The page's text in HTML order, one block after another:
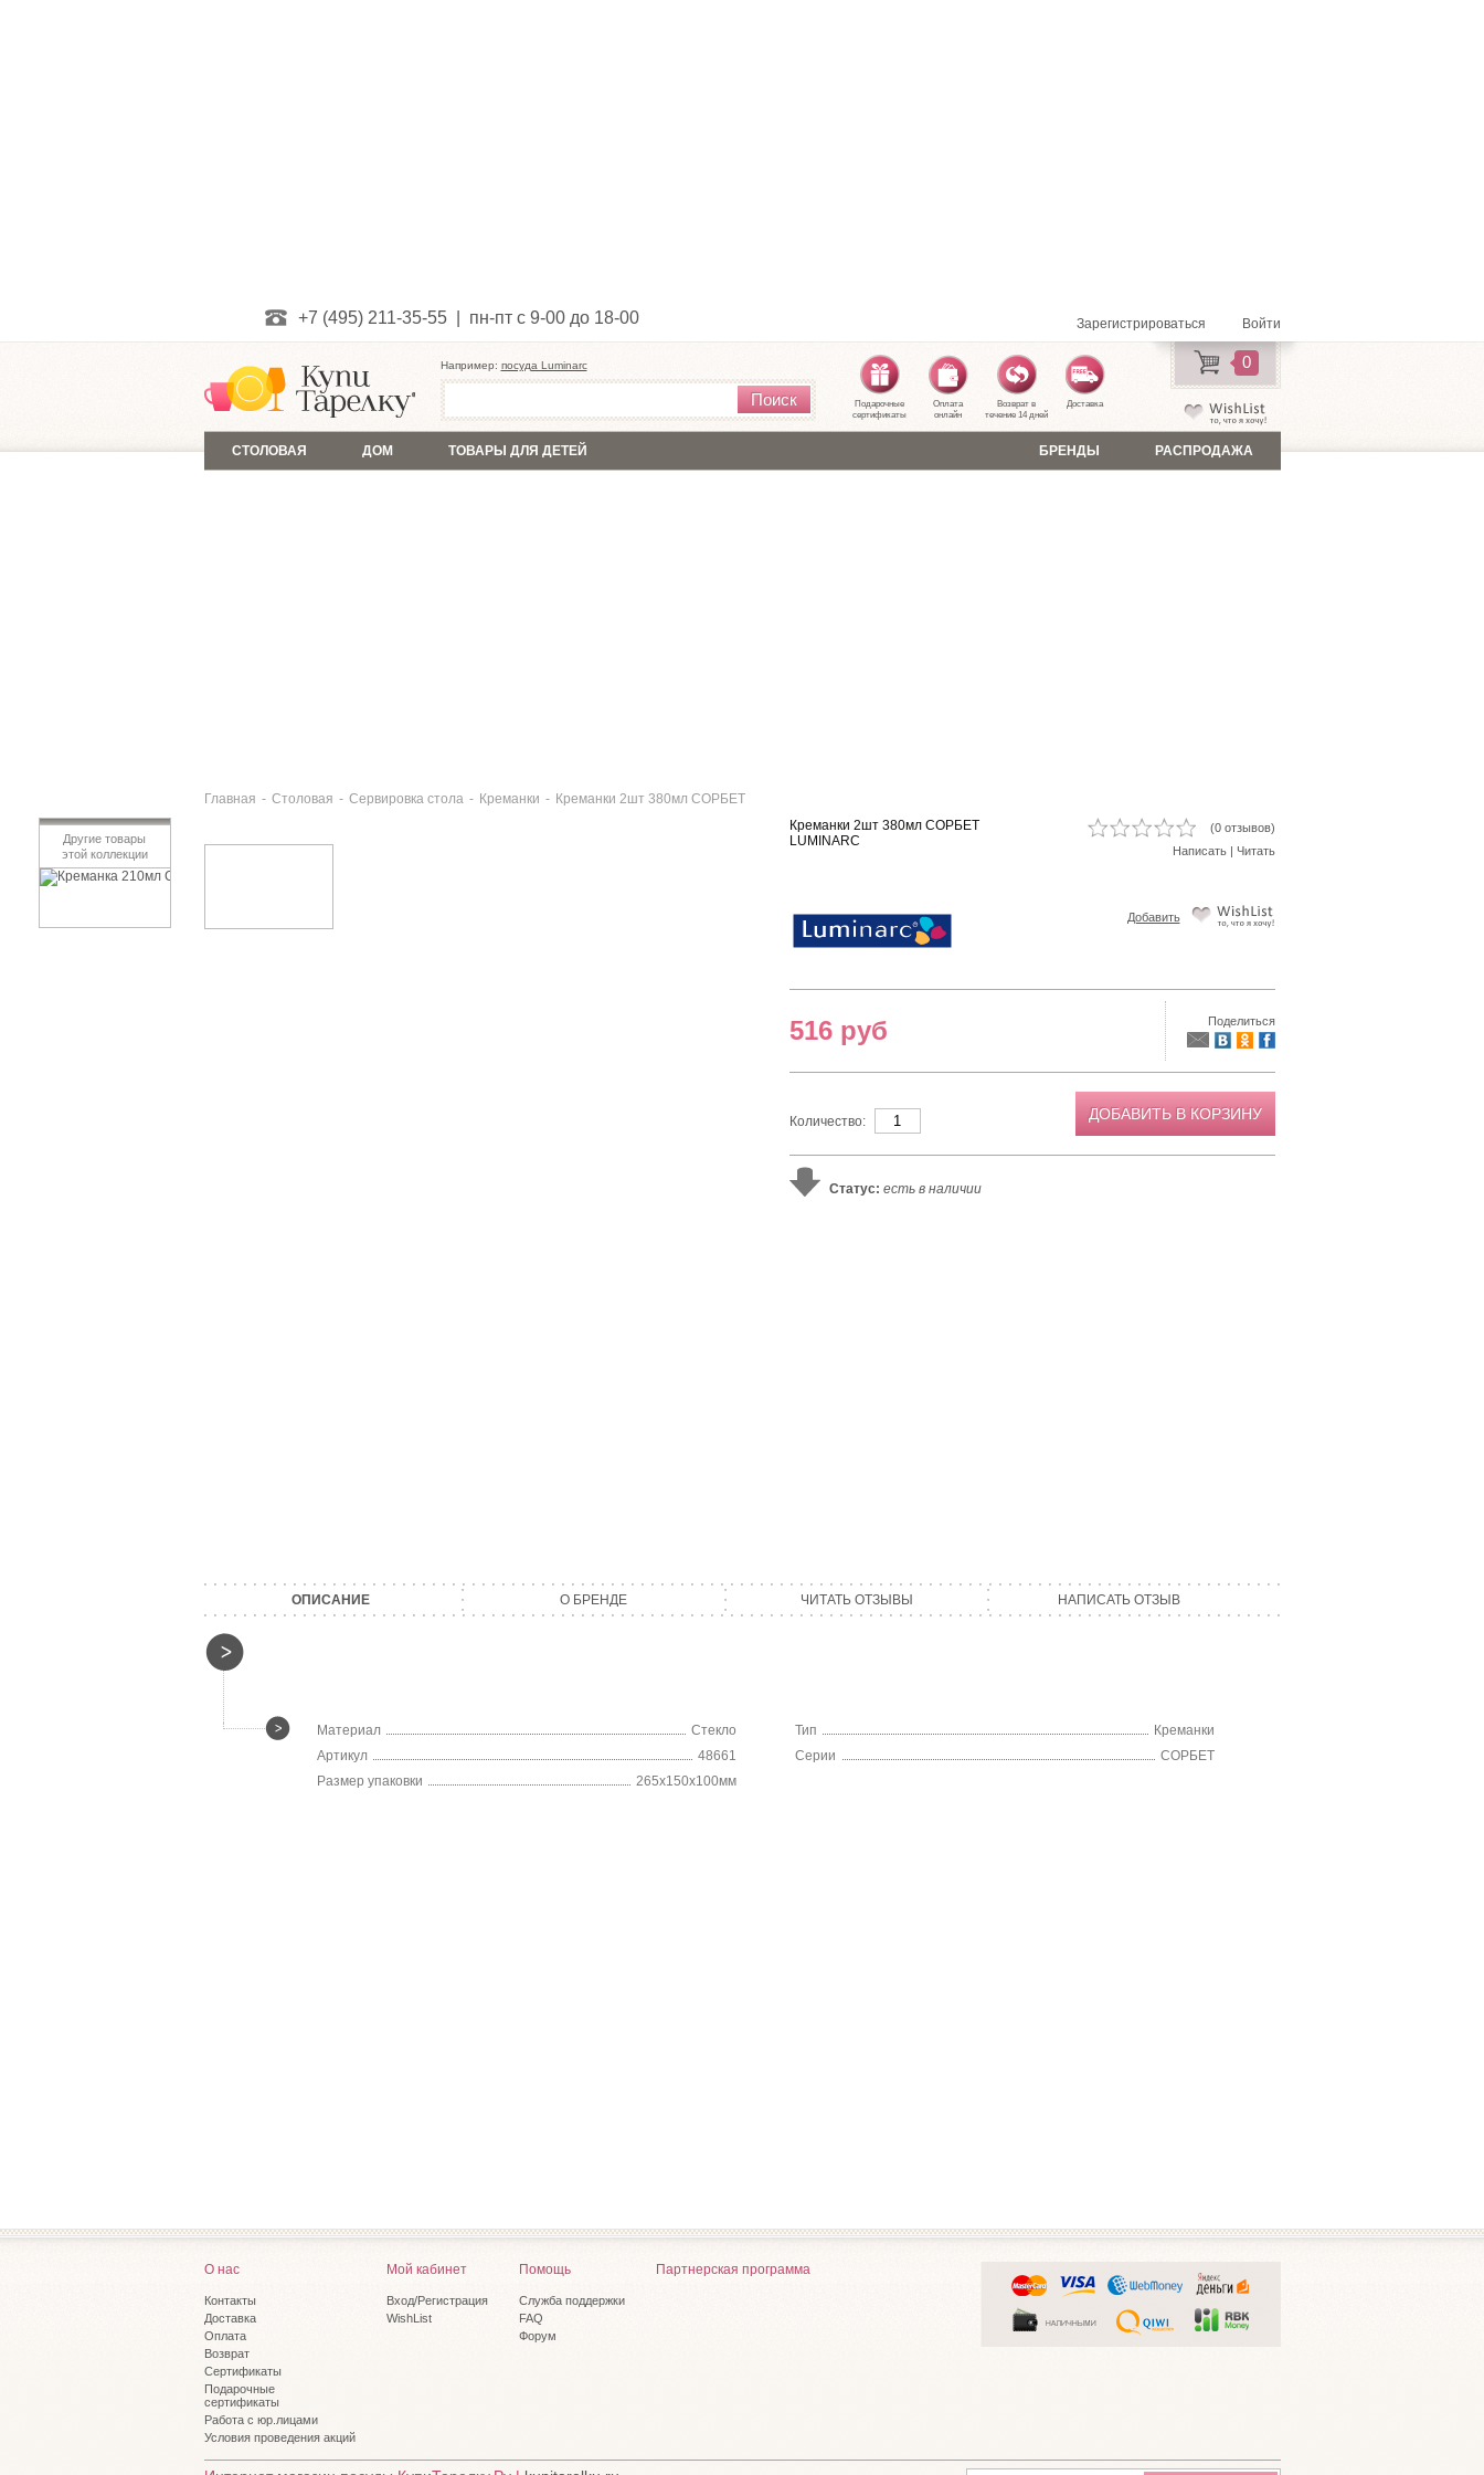
+7 (495) 211-35-55 | пн-пт с 9-00 до 18-00 Зарегистрироваться Войти
0
Например: посуда Luminarc
Поиск
Подарочные
сертификаты
Оплата
онлайн
Возврат в
течение 14 дней
Доставка
СТОЛОВАЯ ДОМ ТОВАРЫ ДЛЯ ДЕТЕЙ РАСПРОДАЖА
БРЕНДЫ
Главная - Столовая - Сервировка стола - Креманки - Креманки 2шт 380мл СОРБЕТ
Другие товары
этой коллекции
Креманки 2шт 380мл СОРБЕТ
LUMINARC
(0 отзывов)
Написать| Читать
Добавить
516 руб Поделиться
Количество: ДОБАВИТЬ В КОРЗИНУ
Статус: есть в наличии
ОПИСАНИЕ О БРЕНДЕ ЧИТАТЬ ОТЗЫВЫ НАПИСАТЬ ОТЗЫВ
Материал Стекло Тип
Креманки
Артикул
48661 Серии
СОРБЕТ
Размер упаковки
265х150х100мм
О нас
Контакты
Доставка
Оплата
Возврат
Сертификаты
Подарочные
сертификаты
Работа с юр.лицами
Условия проведения акций
Мой кабинет
Вход/Регистрация
WishList
Помощь
Служба поддержки
FAQ
Форум
Партнерская программа